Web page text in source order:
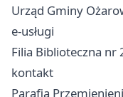
Urząd Gminy
e-usługi
Filia Biblioteczna nr
kontakt
Parafia